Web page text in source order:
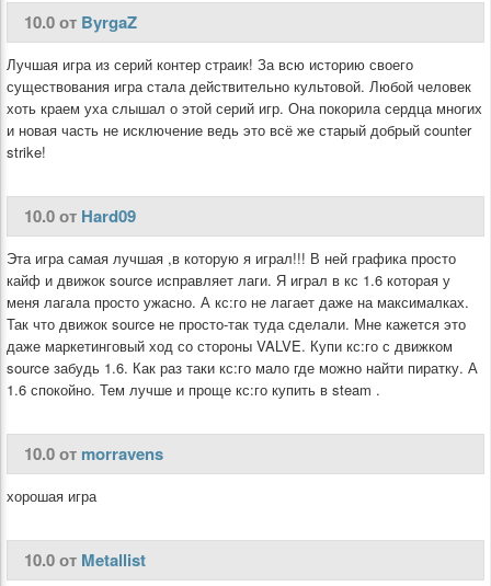
10.0 от ByrgaZ
Лучшая игра из серий контер страик! За всю историю своего
существования игра стала действительно культовой. Любой человек
хоть краем уха слышал о этой серий игр. Она покорила сердца многих
и новая часть не исключение ведь это всё же старый добрый counter
strike!
10.0 от Hard09
Эта игра самая лучшая ,в которую я играл!!! В ней графика просто
кайф и движок source исправляет лаги. Я играл в кс 1.6 которая у
меня лагала просто ужасно. А кс:го не лагает даже на максималках.
Так что движок source не просто-так туда сделали. Мне кажется это
даже маркетинговый ход со стороны VALVE. Купи кс:го с движком
source забудь 1.6. Как раз таки кс:го мало где можно найти пиратку. А
1.6 спокойно. Тем лучше и проще кс:го купить в steam .
10.0 от morravens
хорошая игра
10.0 от Metallist